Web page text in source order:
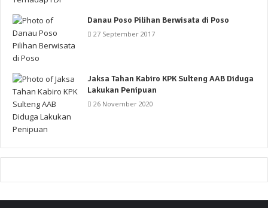
Danau Poso Pilihan Berwisata di Poso
27 September 2017
Jaksa Tahan Kabiro KPK Sulteng AAB Diduga
Lakukan Penipuan
26 November 2020